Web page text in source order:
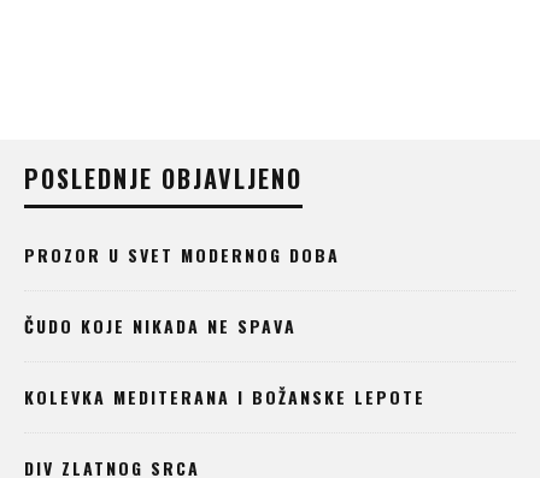
POSLEDNJE OBJAVLJENO
PROZOR U SVET MODERNOG DOBA
ČUDO KOJE NIKADA NE SPAVA
KOLEVKA MEDITERANA I BOŽANSKE LEPOTE
DIV ZLATNOG SRCA